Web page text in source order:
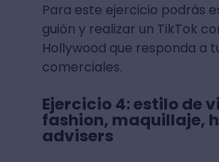
Para este ejercicio podrás
guión y realizar un TikTok
Hollywood que responda a
comerciales.
Ejercicio 4: estilo de
fashion, maquillaje,
advisers